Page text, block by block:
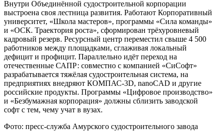
Внутри Объединённой судостроительной корпорации
выстроена своя лестница развития. Работают Корпоративный
университет, «Школа мастеров», программы «Сила команды»
и «ОСК. Траектория роста», сформирован трёхуровневый
кадровый резерв. Ресурсный центр переместил свыше 4 500
работников между площадками, сглаживая локальный
дефицит и профицит. Параллельно идёт переход на
отечественные САПР: совместно с компанией «СиСофт»
разрабатывается тяжёлая судостроительная система, на
предприятиях внедряют КОМПАС-3D, nanoCAD и другие
российские продукты. Программы «Цифровое производство»
и «Безбумажная корпорация» должны сблизить заводской
софт с тем, чему учат в вузах.
Фото: пресс-служба Амурского судостроительного завода